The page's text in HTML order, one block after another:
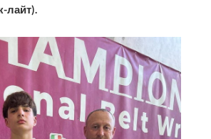
лайт).